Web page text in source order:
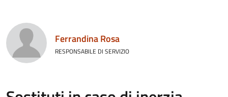
Ferrandina Rosa
RESPONSABILE DI SERVIZIO